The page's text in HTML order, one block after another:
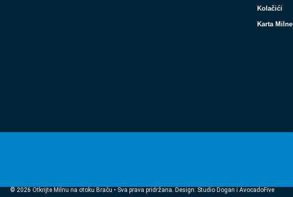
Kolačići
Karta Milne
© 2026 Otkrijte Milnu na otoku Braču • Sva prava pridržana. Design: Studio Dogan i AvocadoFive